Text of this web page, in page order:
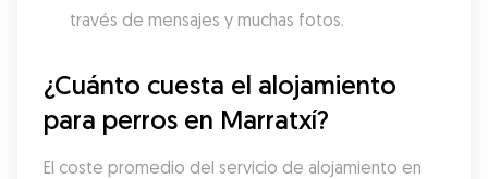
través de mensajes y muchas fotos.
¿Cuánto cuesta el alojamiento
para perros en Marratxí?
El coste promedio del servicio de alojamiento en